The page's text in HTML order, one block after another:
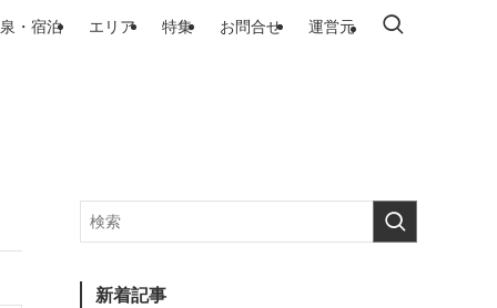
・宿泊 エリア 特集 お問合せ 運営元
新着記事